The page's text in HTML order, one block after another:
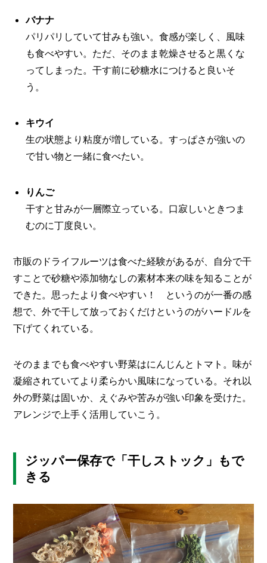
バナナ
パリパリしていて甘みも強い。食感が楽しく、風味
も食べやすい。ただ、そのまま乾燥させると黒くな
ってしまった。干す前に砂糖水につけると良いそ
う。
キウイ
生の状態より粘度が増している。すっぱさが強いの
で甘い物と一緒に食べたい。
りんご
干すと甘みが一層際立っている。口寂しいときつま
むのに丁度良い。
市販のドライフルーツは食べた経験があるが、自分で干
すことで砂糖や添加物なしの素材本来の味を知ることが
できた。思ったより食べやすい！ というのが一番の感
想で、外で干して放っておくだけというのがハードルを
下げてくれている。
そのままでも食べやすい野菜はにんじんとトマト。味が
凝縮されていてより柔らかい風味になっている。それ以
外の野菜は固いか、えぐみや苦みが強い印象を受けた。
アレンジで上手く活用していこう。
ジッパー保存で「干しストック」もで
きる